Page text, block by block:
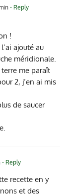
- Reply
!
ajouté au
méridionale.
me paraît
2, j’en ai mis
de saucer
- Reply
recette en y
et des